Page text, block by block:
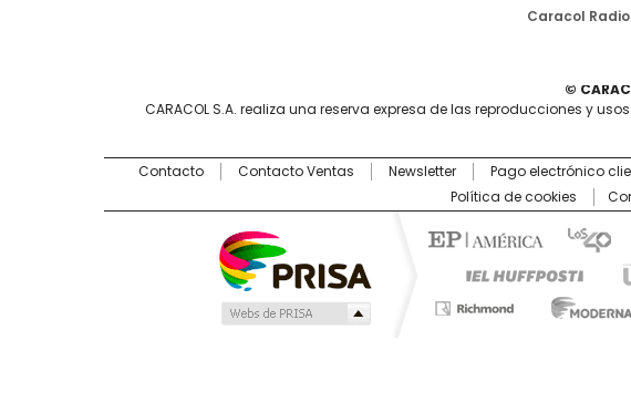
Caracol Radio
©
CARACOL S.A. realiza una reserva expresa de las reproducciones y
Contacto Contacto Ventas Newsletter Pago electrónico
Política de cookies